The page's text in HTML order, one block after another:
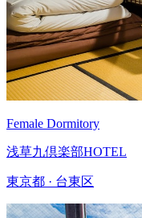
Female Dormitory
浅草九倶楽部HOTEL
東京都 · 台東区